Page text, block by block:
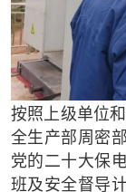
按照上级单位
全生产部周密
党的二十大保
班及安全督导